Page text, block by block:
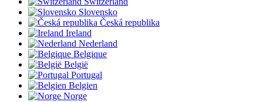
Slovensko
Česká republika
Ireland
Nederland
Belgique
België
Portugal
Belgien
Norge